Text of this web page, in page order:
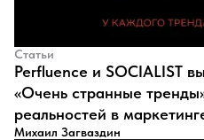
Статьи
Perfluence и SOCIALIST
«Очень странные
реальностей в
Михаил Загваздин